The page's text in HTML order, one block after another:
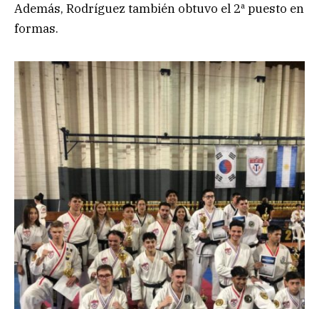
Además, Rodríguez también obtuvo el 2ª puesto en
formas.